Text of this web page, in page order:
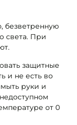
безветренную
света. При
защитные
и не есть во
руки и
от 0